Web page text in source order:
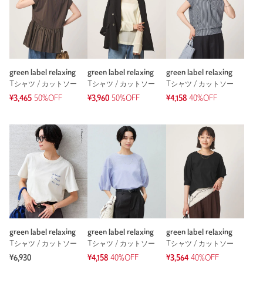
green label relaxing
Tシャツ / カットソー
¥3,465 50%OFF
green label relaxing
Tシャツ / カットソー
¥3,960 50%OFF
green label relaxing
Tシャツ / カットソー
¥4,158 40%OFF
green label relaxing
Tシャツ / カットソー
¥6,930
green label relaxing
Tシャツ / カットソー
¥4,158 40%OFF
green label relaxing
Tシャツ / カットソー
¥3,564 40%OFF